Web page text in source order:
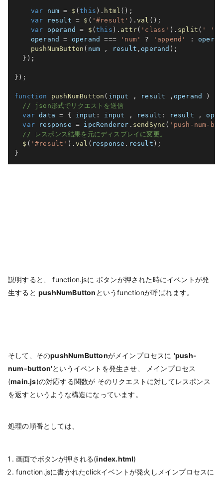
var num = $ (this ) . html ( ) ;
var result = $ ( '#result' ) .val ( ) ;
var operand = $ (this ) . attr( 'class' ) . split ( ' '
    operand
= operand === 'num' ? 'append' :
pushNumButton ( num , result , operand ) ;
} ) ;
} ) ;
function pushNumButton ( input , result , operand )
// json形式でリクエストを送信
var data = { input : input , result : result ,
var response = ipcRenderer . sendSync ( 'push-num-
// レスポンス結果を元にディスプレイに変更。
$ ( '#result' ) .val ( response . result ) ;
}
説明すると、 function.jsに ボタンが押された時にイベントが発
生すると pushNumButton というfunctionが呼ばれます。
そして、そのpushNumButtonがメインプロセスに 'push-
num-button'というイベントを発生させ、 メインプロセス
(main.js)の対応する関数が そのリクエストに対してレスポンス
を返すというような構造になっています。
処理の順番としては、
画面でボタンが押される(index.html)
function.jsに書かれたclickイベントが発火しメインプロセスに